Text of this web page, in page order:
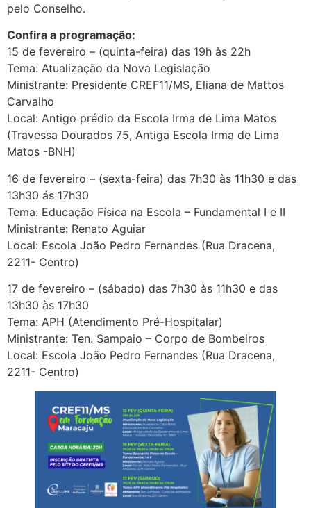
pelo Conselho.
Confira a programação:
15 de fevereiro – (quinta-feira) das 19h às 22h
Tema: Atualização da Nova Legislação
Ministrante: Presidente CREF11/MS, Eliana de Mattos
Carvalho
Local: Antigo prédio da Escola Irma de Lima Matos
(Travessa Dourados 75, Antiga Escola Irma de Lima
Matos -BNH)
16 de fevereiro – (sexta-feira) das 7h30 às 11h30 e das
13h30 ás 17h30
Tema: Educação Física na Escola – Fundamental I e II
Ministrante: Renato Aguiar
Local: Escola João Pedro Fernandes (Rua Dracena,
2211- Centro)
17 de fevereiro – (sábado) das 7h30 às 11h30 e das
13h30 às 17h30
Tema: APH (Atendimento Pré-Hospitalar)
Ministrante: Ten. Sampaio – Corpo de Bombeiros
Local: Escola João Pedro Fernandes (Rua Dracena,
2211- Centro)